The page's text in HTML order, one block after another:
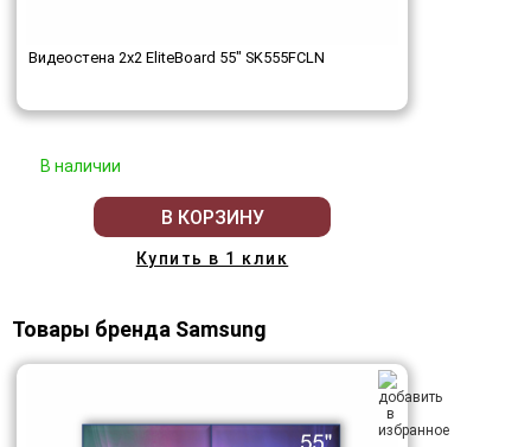
Видеостена 2x2 EliteBoard 55" SK555FCLN
В наличии
В КОРЗИНУ
Купить в 1 клик
Товары бренда Samsung